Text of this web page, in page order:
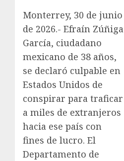
Monterrey, 30 de junio
de 2026.- Efraín Zúñiga
García, ciudadano
mexicano de 38 años,
se declaró culpable en
Estados Unidos de
conspirar para traficar
a miles de extranjeros
hacia ese país con
fines de lucro. El
Departamento de